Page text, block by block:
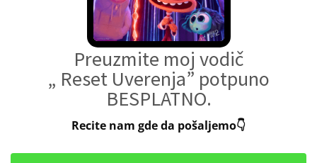
Preuzmite moj vodič
„ Reset Uverenja” potpuno
BESPLATNO.
Recite nam gde da pošaljemo👇